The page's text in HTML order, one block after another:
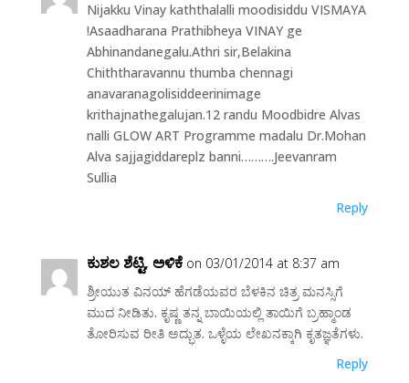
Nijakku Vinay kaththalalli moodisiddu VISMAYA
!Asaadharana Prathibheya VINAY ge
Abhinandanegalu.Athri sir,Belakina
Chiththaravannu thumba chennagi
anavaranagolisiddeerinimage
krithajnathegalujan.12 randu Moodbidre Alvas
nalli GLOW ART Programme madalu Dr.Mohan
Alva sajjagiddareplz banni……….Jeevanram
Sullia
Reply
ಕುಶಲ ಶೆಟ್ಟಿ, ಅಳಿಕೆ on 03/01/2014 at 8:37 am
ಶ್ರೀಯುತ ವಿನಯ್ ಹೆಗಡೆಯವರ ಬೆಳಕಿನ ಚಿತ್ರ ಮನಸ್ಸಿಗೆ
ಮುದ ನೀಡಿತು. ಕೃಷ್ಣ ತನ್ನ ಬಾಯಿಯಲ್ಲಿ ತಾಯಿಗೆ ಬ್ರಹ್ಮಾಂಡ
ತೋರಿಸುವ ರೀತಿ ಅದ್ಭುತ. ಒಳ್ಳೆಯ ಲೇಖನಕ್ಕಾಗಿ ಕೃತಜ್ಞತೆಗಳು.
Reply